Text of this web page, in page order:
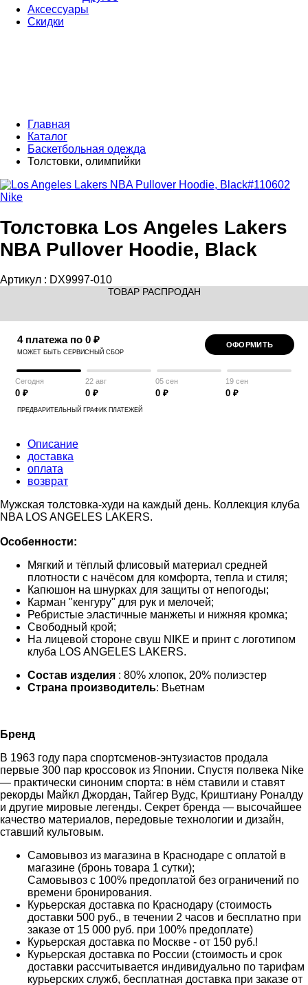
Аксессуары
Скидки
Главная
Каталог
Баскетбольная одежда
Толстовки, олимпийки
Nike
Толстовка Los Angeles Lakers
NBA Pullover Hoodie, Black
Артикул : DX9997-010
ТОВАР РАСПРОДАН
4 платежа по 0 ₽
МОЖЕТ БЫТЬ СЕРВИСНЫЙ СБОР
ОФОРМИТЬ
Сегодня
0 ₽
22 авг
0 ₽
05 сен
0 ₽
19 сен
0 ₽
ПРЕДВАРИТЕЛЬНЫЙ ГРАФИК ПЛАТЕЖЕЙ
Описание
доставка
оплата
возврат
Мужская толстовка-худи на каждый день. Коллекция клуба
NBA LOS ANGELES LAKERS.
Особенности:
Мягкий и тёплый флисовый материал средней
плотности с начёсом для комфорта, тепла и стиля;
Капюшон на шнурках для защиты от непогоды;
Карман "кенгуру" для рук и мелочей;
Ребристые эластичные манжеты и нижняя кромка;
Свободный крой;
На лицевой стороне свуш NIKE и принт с логотипом
клуба LOS ANGELES LAKERS.
Состав изделия : 80% хлопок, 20% полиэстер
Страна производитель: Вьетнам
Бренд
В 1963 году пара спортсменов-энтузиастов продала
первые 300 пар кроссовок из Японии. Спустя полвека Nike
— практически синоним спорта: в нём ставили и ставят
рекорды Майкл Джордан, Тайгер Вудс, Криштиану Роналду
и другие мировые легенды. Секрет бренда — высочайшее
качество материалов, передовые технологии и дизайн,
ставший культовым.
Самовывоз из магазина в Краснодаре с оплатой в
магазине (бронь товара 1 сутки);
Самовывоз с 100% предоплатой без ограничений по
времени бронирования.
Курьерская доставка по Краснодару (стоимость
доставки 500 руб., в течении 2 часов и бесплатно при
заказе от 15 000 руб. при 100% предоплате)
Курьерская доставка по Москве - от 150 руб.!
Курьерская доставка по России (стоимость и срок
доставки рассчитывается индивидуально по тарифам
курьерских служб, бесплатная доставка при заказе от